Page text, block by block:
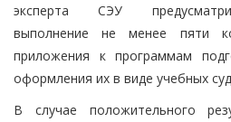
эксперта СЭУ
выполнение не менее пяти
приложения к программам
оформления их в виде учебных
В случае положительного